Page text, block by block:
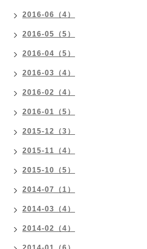
2016-06（4）
2016-05（5）
2016-04（5）
2016-03（4）
2016-02（4）
2016-01（5）
2015-12（3）
2015-11（4）
2015-10（5）
2014-07（1）
2014-03（4）
2014-02（4）